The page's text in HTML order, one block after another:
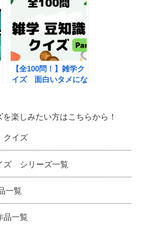
【全100問！】雑学ク
イズ 面白いタメにな
楽しみたい方はこちらから！
クイズ
ズ シリーズ一覧
一覧
一覧